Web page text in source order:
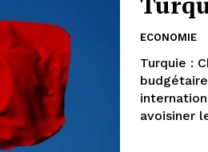
ECONOMIE
Turquie : Chère
avoisiner